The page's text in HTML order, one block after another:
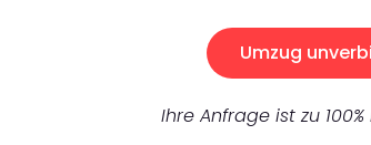
Umzug
Ihre Anfrage ist zu